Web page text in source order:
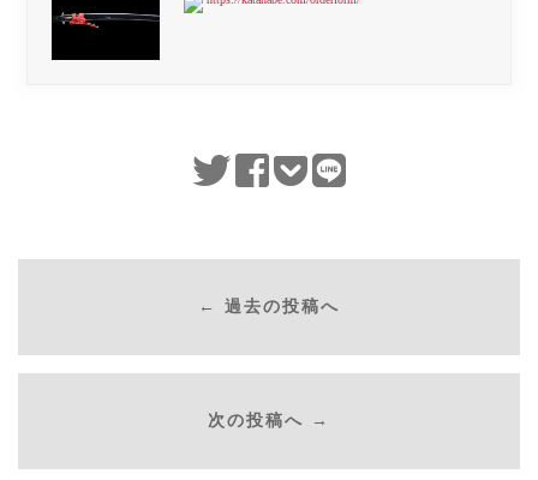
← 過去の投稿へ
次の投稿へ →